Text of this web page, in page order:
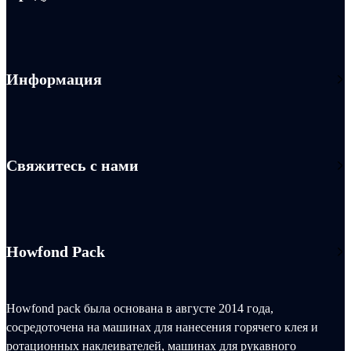
Информация
Свяжитесь с нами
Howfond Pack
Howfond pack была основана в августе 2014 года,
сосредоточена на машинах для нанесения горячего клея и
ротационных наклеивателей, машинах для рукавного